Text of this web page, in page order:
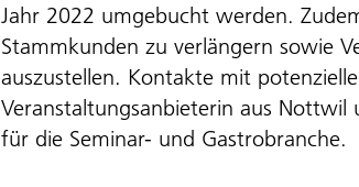
Jahr 2022 umgebucht werden.
Stammkunden zu verlängern sowie
auszustellen. Kontakte mit
Veranstaltungsanbieterin aus Nottwil
für die Seminar- und Gastrobranche.